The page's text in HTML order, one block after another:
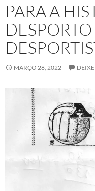
PARA A
MARÇO 28, 2022